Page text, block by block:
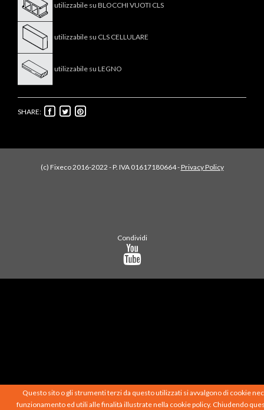
utilizzabile su BLOCCHI VUOTI CLS
utilizzabile su CLS CELLULARE
utilizzabile su LEGNO
SHARE:
(c) Fixeco 2016-2022 - P. IVA 01617180664 -Privacy Policy
Condividi
Questo sito o gli strumenti terzi da questo utilizzati si avvalgono di cookie
funzionamento ed utili alle finalità illustrate nella cookie policy. Chiudendo